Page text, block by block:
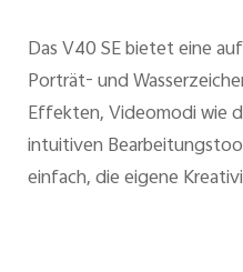
Das V40 SE bietet eine
Porträt- und
Effekten, Videomodi wie
intuitiven
einfach, die eigene